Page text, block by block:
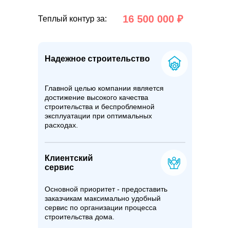
Надежное строительство
Клиентский
сервис
Главной целью компании является
достижение высокого качества
строительства и беспроблемной
эксплуатации при оптимальных
расходах.
Основной приоритет - предоставить
заказчикам максимально удобный
сервис по организации процесса
строительства дома.
Теплый контур за: 16 500 000 ₽